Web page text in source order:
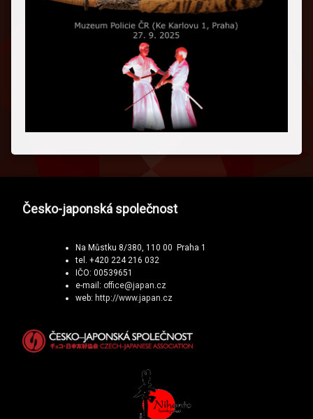
Česko-japonská společnost
Na Můstku 8/380, 110 00 Praha 1
tel. +420 224 216 032
IČO: 00539651
e-mail: office@japan.cz
web: http://www.japan.cz